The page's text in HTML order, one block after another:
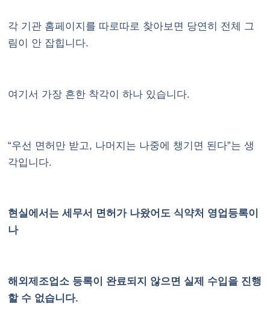
각 기관 홈페이지를 따로따로 찾아보면 당연히 전체 그
림이 안 잡힙니다.
여기서 가장 흔한 착각이 하나 있습니다.
“우선 면허만 받고, 나머지는 나중에 챙기면 된다”는 생
각입니다.
현실에서는 세무서 면허가 나왔어도 식약처 영업등록이
나
해외제조업소 등록이 완료되지 않으면 실제 수입을 진행
할 수 없습니다.